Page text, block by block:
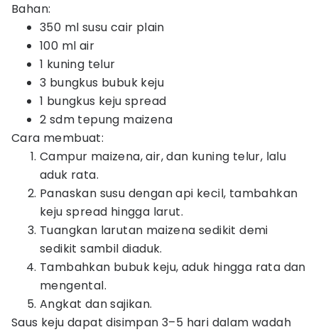
Bahan:
350 ml susu cair plain
100 ml air
1 kuning telur
3 bungkus bubuk keju
1 bungkus keju spread
2 sdm tepung maizena
Cara membuat:
Campur maizena, air, dan kuning telur, lalu
aduk rata.
Panaskan susu dengan api kecil, tambahkan
keju spread hingga larut.
Tuangkan larutan maizena sedikit demi
sedikit sambil diaduk.
Tambahkan bubuk keju, aduk hingga rata dan
mengental.
Angkat dan sajikan.
Saus keju dapat disimpan 3–5 hari dalam wadah